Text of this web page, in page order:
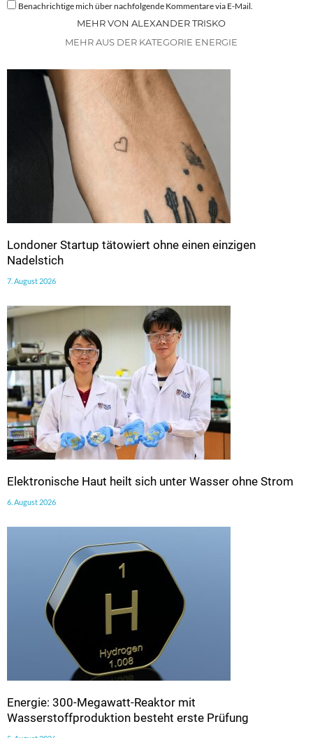
Benachrichtige mich über nachfolgende Kommentare via E-Mail.
MEHR VON ALEXANDER TRISKO
MEHR AUS DER KATEGORIE ENERGIE
Londoner Startup tätowiert ohne einen einzigen
Nadelstich
7. August 2026
Elektronische Haut heilt sich unter Wasser ohne Strom
6. August 2026
Energie: 300-Megawatt-Reaktor mit
Wasserstoffproduktion besteht erste Prüfung